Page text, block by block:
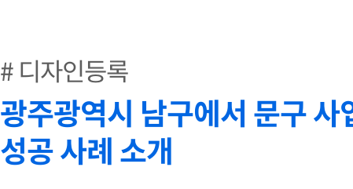
디자인등록
광주광역시 남구에서 문구
성공 사례 소개